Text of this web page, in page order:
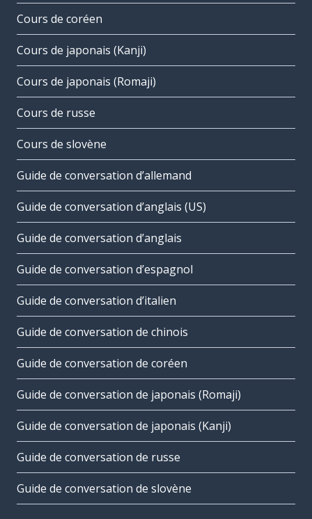
Cours de coréen
Cours de japonais (Kanji)
Cours de japonais (Romaji)
Cours de russe
Cours de slovène
Guide de conversation d’allemand
Guide de conversation d’anglais (US)
Guide de conversation d’anglais
Guide de conversation d’espagnol
Guide de conversation d’italien
Guide de conversation de chinois
Guide de conversation de coréen
Guide de conversation de japonais (Romaji)
Guide de conversation de japonais (Kanji)
Guide de conversation de russe
Guide de conversation de slovène